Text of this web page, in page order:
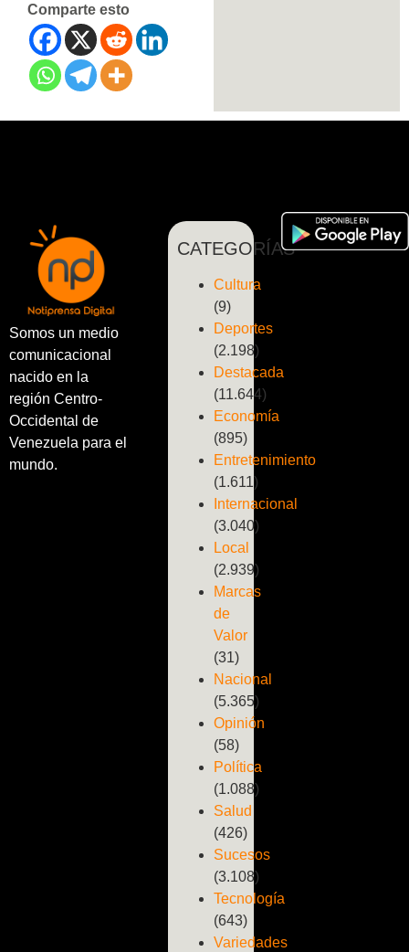
Comparte esto
Somos un medio
comunicacional
nacido en la
región Centro-
Occidental de
Venezuela para el
mundo.
CATEGORÍAS
Cultura
(9)
Deportes
(2.198)
Destacada
(11.644)
Economía
(895)
Entretenimiento
(1.611)
Internacional
(3.040)
Local
(2.939)
Marcas
de
Valor
(31)
Nacional
(5.365)
Opinión
(58)
Política
(1.088)
Salud
(426)
Sucesos
(3.108)
Tecnología
(643)
Variedades